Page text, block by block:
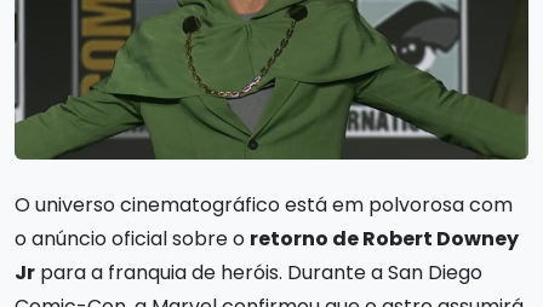
O universo cinematográfico está em polvorosa com
o anúncio oficial sobre o retorno de Robert Downey
Jr para a franquia de heróis. Durante a San Diego